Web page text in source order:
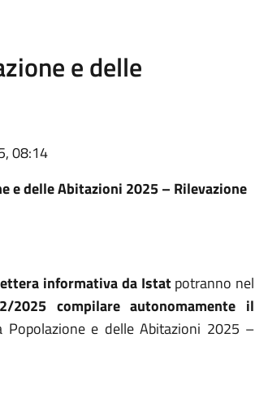
e delle
08:14
e delle Abitazioni 2025 – Rilevazione
informativa da Istatpotranno nel
2025 compilare autonomamente il
Popolazione e delle Abitazioni 2025 –